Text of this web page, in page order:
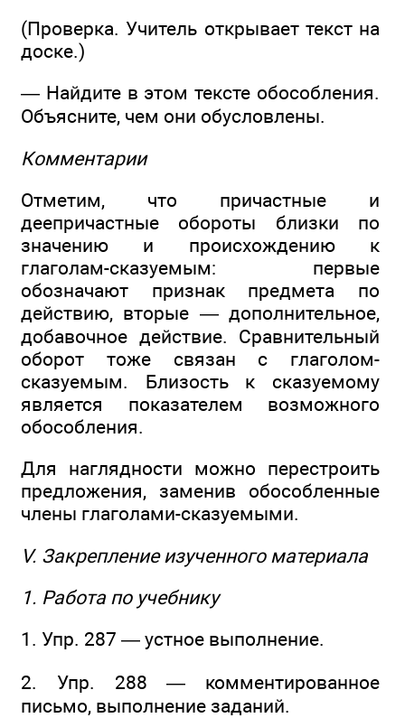
(Проверка. Учитель открывает текст на
доске.)
— Найдите в этом тексте обособления.
Объясните, чем они обусловлены.
Комментарии
Отметим, что причастные и
деепричастные обороты близки по
значению и происхождению к
глаголам-сказуемым: первые
обозначают признак предмета по
действию, вторые — дополнительное,
добавочное действие. Сравнительный
оборот тоже связан с глаголом-
сказуемым. Близость к сказуемому
является показателем возможного
обособления.
Для наглядности можно перестроить
предложения, заменив обособленные
члены глаголами-сказуемыми.
V. Закрепление изученного материала
1. Работа по учебнику
1. Упр. 287 — устное выполнение.
2. Упр. 288 — комментированное
письмо, выполнение заданий.